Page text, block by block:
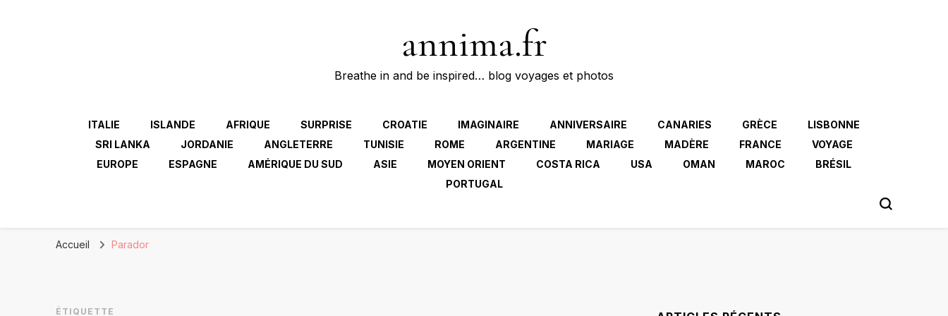
annima.fr
Breathe in and be inspired… blog voyages et photos
ITALIE ISLANDE AFRIQUE SURPRISE CROATIE IMAGINAIRE ANNIVERSAIRE CANARIES GRÈCE
LISBONNE
SRI LANKA
JORDANIE ANGLETERRE TUNISIE ROME ARGENTINE MARIAGE MADÈRE FRANCE
VOYAGE
EUROPE
ESPAGNE AMÉRIQUE DU SUD ASIE MOYEN ORIENT COSTA RICA USA OMAN MAROC
BRÉSIL
PORTUGAL
Accueil Parador
ÉTIQUETTE